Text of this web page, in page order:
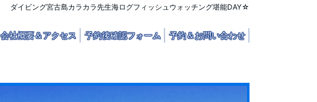
ダイビング宮古島カラカラ先生海ログフィッシュウォッチング堪能DAY☆
会社概要＆アクセス 予約後確認フォーム 予約＆お問い合わせ